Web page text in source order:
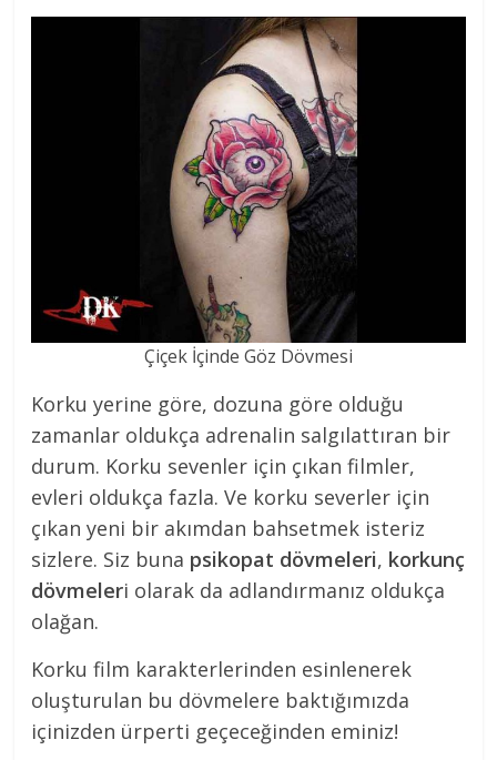
Çiçek İçinde Göz Dövmesi
Korku yerine göre, dozuna göre olduğu
zamanlar oldukça adrenalin salgılattıran bir
durum. Korku sevenler için çıkan filmler,
evleri oldukça fazla. Ve korku severler için
çıkan yeni bir akımdan bahsetmek isteriz
sizlere. Siz buna psikopat dövmeleri, korkunç
dövmeleri olarak da adlandırmanız oldukça
olağan.
Korku film karakterlerinden esinlenerek
oluşturulan bu dövmelere baktığımızda
içinizden ürperti geçeceğinden eminiz!